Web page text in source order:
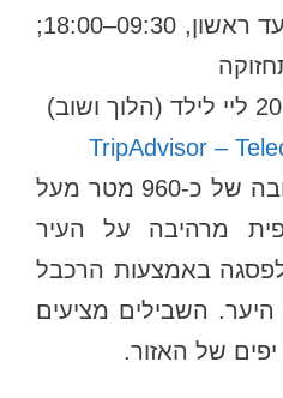
שעות פתיחה: שלישי עד ראשון, 09:30–18:00;
TripAdvisor –
הר טמפה מתנשא לגובה של כ-960 מטר מעל
מרהיבה על העיר
באמצעות הרכבל
היער. השבילים מציעים
יפים של האזור.